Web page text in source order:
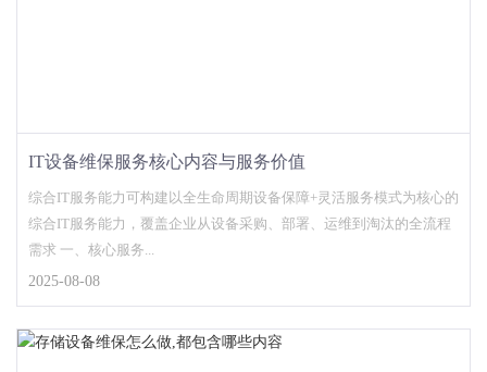
IT设备维保服务核心内容与服务价值
综合IT服务能力可构建以全生命周期设备保障+灵活服务模式为核心的
综合IT服务能力，覆盖企业从设备采购、部署、运维到淘汰的全流程
需求 一、核心服务...
2025-08-08